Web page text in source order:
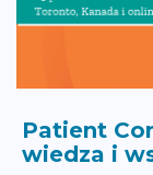
Patient
wiedza i